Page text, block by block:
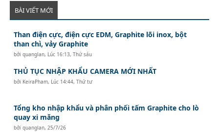
BÀI VIẾT MỚI
Than điện cực, điện cực EDM, Graphite lõi inox, bột
than chì, vảy Graphite
bởiquanglan, Lúc 16:13, Thứ sáu
THỦ TỤC NHẬP KHẨU CAMERA MỚI NHẤT
bởi KeiraPham, Lúc 14:44, Thứ tư
Tổng kho nhập khẩu và phân phối tấm Graphite cho lò
quay xi măng
bởiquanglan, 25/7/26